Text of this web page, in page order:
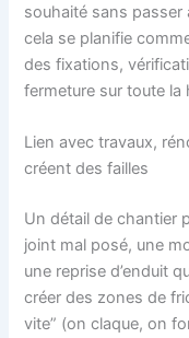
souhaité sans passer
cela se planifie
des fixations,
fermeture sur toute la
Lien avec travaux,
créent des failles
Un détail de chantier
joint mal posé, une
une reprise d’enduit
créer des zones de
vite” (on claque, on